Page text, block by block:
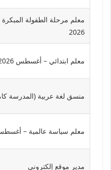
معلم مرحلة الطفولة
2026
معلم ابتدائي – أغسطس 2026
منسق لغة عربية (المدرسة
معلم سياسة عالمية – أغسطس
مدير موقع إلكتروني